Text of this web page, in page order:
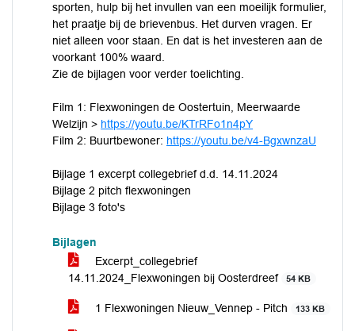
sporten, hulp bij het invullen van een moeilijk formulier,
het praatje bij de brievenbus. Het durven vragen. Er
niet alleen voor staan. En dat is het investeren aan de
voorkant 100% waard.
Zie de bijlagen voor verder toelichting.
Film 1: Flexwoningen de Oostertuin, Meerwaarde
Welzijn > https://youtu.be/KTrRFo1n4pY
Film 2: Buurtbewoner: https://youtu.be/v4-BgxwnzaU
Bijlage 1 excerpt collegebrief d.d. 14.11.2024
Bijlage 2 pitch flexwoningen
Bijlage 3 foto's
Bijlagen
Excerpt_collegebrief
14.11.2024_Flexwoningen bij Oosterdreef
54 KB
1 Flexwoningen Nieuw_Vennep - Pitch 133 KB